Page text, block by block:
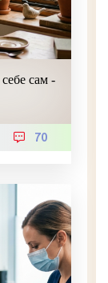
сам -
70